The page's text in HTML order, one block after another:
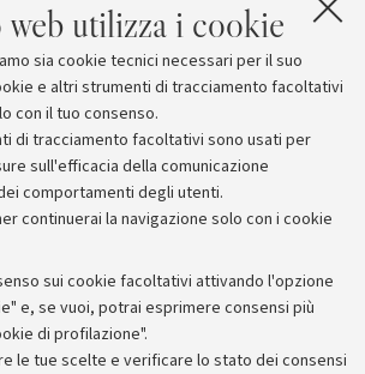
utilizza i cookie
sia cookie tecnici necessari per il suo
e altri strumenti di tracciamento facoltativi
con il tuo consenso.
di tracciamento facoltativi sono usati per
sull'efficacia della comunicazione
comportamenti degli utenti.
continuerai la navigazione solo con i cookie
sui cookie facoltativi attivando l'opzione
e, se vuoi, potrai esprimere consensi più
di profilazione".
le tue scelte e verificare lo stato dei consensi
Archivio
Comunicati stampa
Redazione